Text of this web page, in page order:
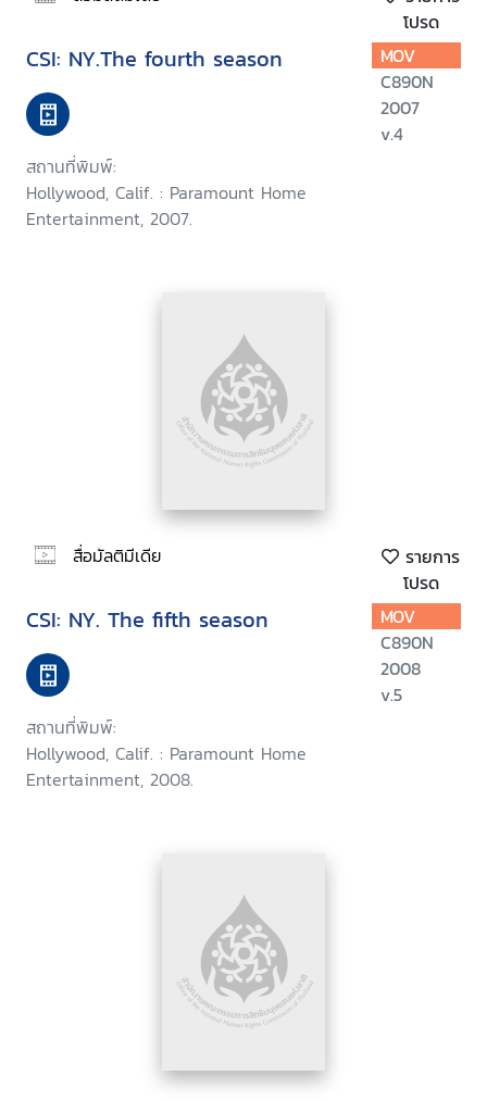
โปรด
CSI: NY.The fourth season
สถานที่พิมพ์:
Hollywood, Calif. : Paramount Home
Entertainment, 2007.
MOV
C890N
2007
v.4
สื่อมัลติมีเดีย
รายการ
โปรด
CSI: NY. The fifth season
สถานที่พิมพ์:
Hollywood, Calif. : Paramount Home
Entertainment, 2008.
MOV
C890N
2008
v.5